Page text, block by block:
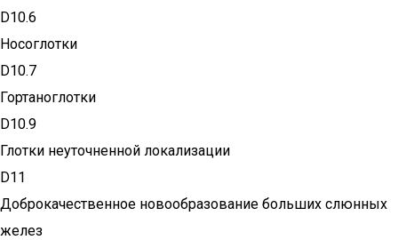
D10.6
Носоглотки
D10.7
Гортаноглотки
D10.9
Глотки неуточненной локализации
D11
Доброкачественное новообразование больших слюнных
желез